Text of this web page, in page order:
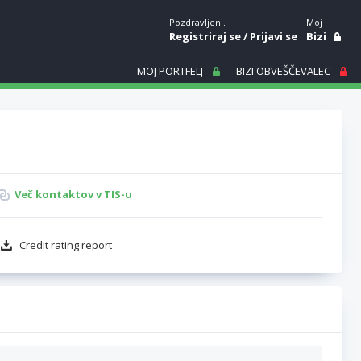
Pozdravljeni.
Registriraj se/Prijavi se
Moj
Bizi
MOJ PORTFELJ BIZI OBVEŠČEVALEC
Več kontaktov v TIS-u
Credit rating report